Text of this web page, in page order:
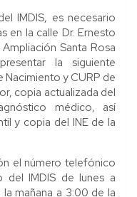
IMDIS, es necesario
en la calle Dr. Ernesto
Santa Rosa
la siguiente
y CURP de
copia actualizada del
médico, así
y copia del INE de la
el número telefónico
del IMDIS de lunes a
mañana a 3:00 de la